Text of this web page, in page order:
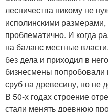
лесничества никому не
исполинскими размерами,
проблематично. И когда
на баланс местные
без дела и приходил в
бизнесмены попробовали
сруб на древесину, но не
В 50-х годах строение
стали менять древнюю